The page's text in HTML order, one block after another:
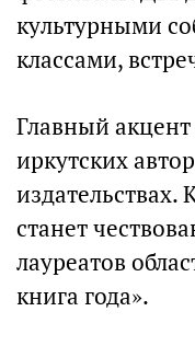
культурными
классами,
Главный
иркутских
станет
лауреатов
книга года».